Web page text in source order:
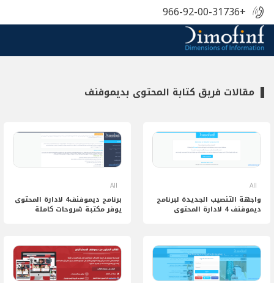
+966-92-00-31736
مقالات فريق كتابة المحتوى بديموفنف
All
واجهة التنصيب الجديدة لبرنامج
ديموفنف 4 لادارة المحتوى
All
برنامج ديموفنف4 لادارة المحتوى
يوفر مكتبة شروحات كاملة